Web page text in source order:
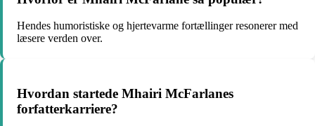
Hendes humoristiske og hjertevarme fortællinger resonerer med
læsere verden over.
Hvordan startede Mhairi McFarlanes
forfatterkarriere?